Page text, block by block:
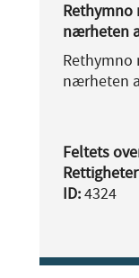
nærheten
nærheten
Feltets
ID:4324